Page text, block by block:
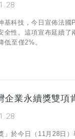
基科技，今日宣佈法
全性。這項宣布延續
低至僅2%。
企業永續獎雙項
」於今日（11月28日